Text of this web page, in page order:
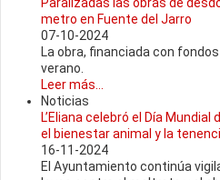
metro en Fuente del Jarro
07-10-2024
La obra, financiada con
verano.
Leer más...
Noticias
L’Eliana celebró el Día
el bienestar animal y la
16-11-2024
El Ayuntamiento continúa